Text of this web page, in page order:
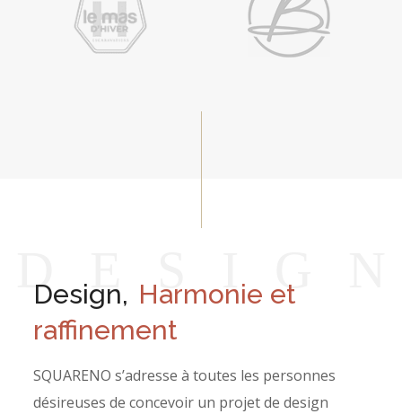
D E I G
Design, Harmonie et
raffinement
SQUARENO s’adresse à toutes les personnes
désireuses de concevoir un projet de design